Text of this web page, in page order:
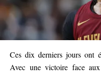
Ces dix derniers jours ont
Avec une victoire face